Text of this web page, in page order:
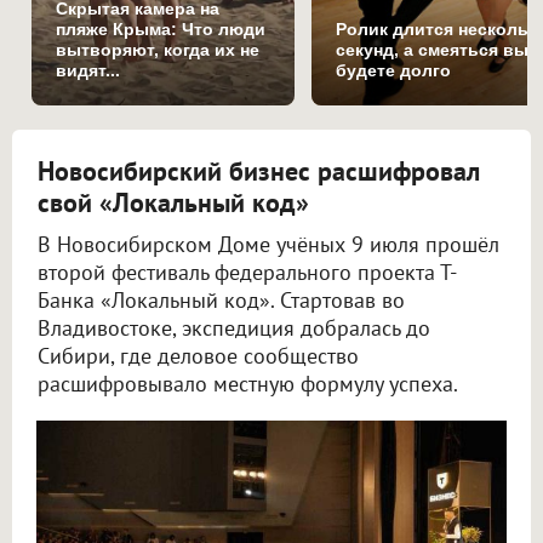
Скрытая камера на
пляже Крыма: Что люди
вытворяют, когда их не
видят...
Ролик длится
секунд, а смеяться вы
будете долго
Новосибирский бизнес расшифровал
свой «Локальный код»
В Новосибирском Доме учёных 9 июля прошёл
второй фестиваль федерального проекта Т-
Банка «Локальный код». Стартовав во
Владивостоке, экспедиция добралась до
Сибири, где деловое сообщество
расшифровывало местную формулу успеха.